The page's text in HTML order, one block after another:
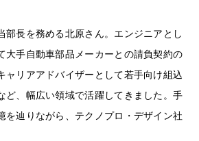
部長を務める北原さん。エンジニアとし
大手自動車部品メーカーとの請負契約の
ャリアアドバイザーとして若手向け組込
ど、幅広い領域で活躍してきました。手
を辿りながら、テクノプロ・デザイン社